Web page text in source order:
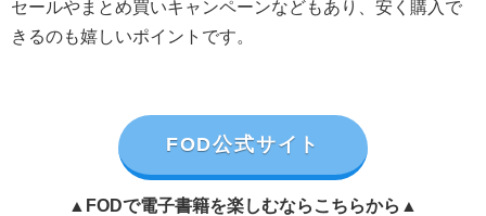
セールやまとめ買いキャンペーンなどもあり、安く購入で
きるのも嬉しいポイントです。
FOD公式サイト
▲FODで電子書籍を楽しむならこちらから▲